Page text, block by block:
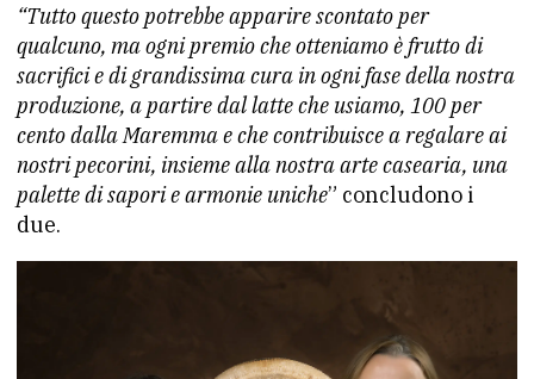
“Tutto questo potrebbe apparire scontato per
qualcuno, ma ogni premio che otteniamo è frutto di
sacrifici e di grandissima cura in ogni fase della nostra
produzione, a partire dal latte che usiamo, 100 per
cento dalla Maremma e che contribuisce a regalare ai
nostri pecorini, insieme alla nostra arte casearia, una
palette di sapori e armonie uniche” concludono i
due.